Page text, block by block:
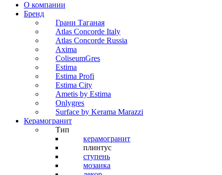
О компании
Бренд
Грани Таганая
Atlas Concorde Italy
Atlas Concorde Russia
Axima
ColiseumGres
Estima
Estima Profi
Estima City
Ametis by Estima
Onlygres
Surface by Kerama Marazzi
Керамогранит
Тип
керамогранит
плинтус
ступень
мозаика